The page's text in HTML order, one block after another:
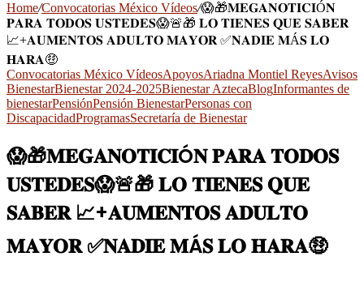
Home/Convocatorias México Vídeos/😱🎁𝐌𝐄𝐆𝐀𝐍𝐎𝐓𝐈𝐂𝐈Ó𝐍
𝐏𝐀𝐑𝐀 𝐓𝐎𝐃𝐎𝐒 𝐔𝐒𝐓𝐄𝐃𝐄𝐒😱🚨🎁 𝐋𝐎 𝐓𝐈𝐄𝐍𝐄𝐒 𝐐𝐔𝐄 𝐒𝐀𝐁𝐄𝐑
📈+𝐀𝐔𝐌𝐄𝐍𝐓𝐎𝐒 𝐀𝐃𝐔𝐋𝐓𝐎 𝐌𝐀𝐘𝐎𝐑 ✅𝐍𝐀𝐃𝐈𝐄 𝐌Á𝐒 𝐋𝐎
𝐇𝐀𝐑𝐀🤑
Convocatorias México VídeosApoyosAriadna Montiel ReyesAvisos
BienestarBienestar 2024-2025Bienestar AztecaBlogInformantes de
bienestarPensiónPensión BienestarPersonas con
DiscapacidadProgramasSecretaría de Bienestar
😱🎁𝐌𝐄𝐆𝐀𝐍𝐎𝐓𝐈𝐂𝐈Ó𝐍 𝐏𝐀𝐑𝐀 𝐓𝐎𝐃𝐎𝐒
𝐔𝐒𝐓𝐄𝐃𝐄𝐒😱🚨🎁 𝐋𝐎 𝐓𝐈𝐄𝐍𝐄𝐒 𝐐𝐔𝐄
𝐒𝐀𝐁𝐄𝐑 📈+𝐀𝐔𝐌𝐄𝐍𝐓𝐎𝐒 𝐀𝐃𝐔𝐋𝐓𝐎
𝐌𝐀𝐘𝐎𝐑 ✅𝐍𝐀𝐃𝐈𝐄 𝐌Á𝐒 𝐋𝐎 𝐇𝐀𝐑𝐀🤑